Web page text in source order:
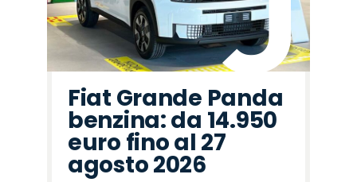
Fiat Grande Panda
benzina: da 14.950
euro fino al 27
agosto 2026